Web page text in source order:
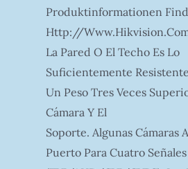
Produktinformationen
Http://
La Pared O El Techo Es Lo
Suficientemente
Un Peso Tres Veces
Cámara Y El
Soporte. Algunas Cámaras
Puerto Para Cuatro